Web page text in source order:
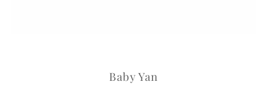
Baby Yan